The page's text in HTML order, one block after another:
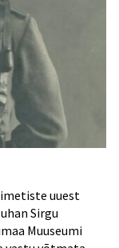
uuest
Sirgu
Muuseumi